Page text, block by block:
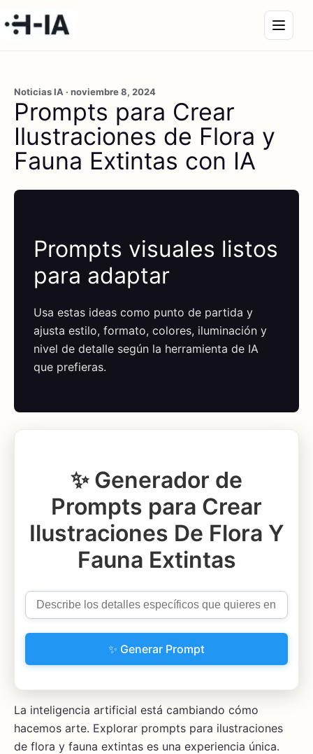
Noticias IA · noviembre 8, 2024
Prompts para Crear
Ilustraciones de Flora y
Fauna Extintas con IA
Prompts visuales listos
para adaptar
Usa estas ideas como punto de partida y
ajusta estilo, formato, colores, iluminación y
nivel de detalle según la herramienta de IA
que prefieras.
✨ Generador de
Prompts para Crear
Ilustraciones De Flora Y
Fauna Extintas
✨ Generar Prompt
La inteligencia artificial está cambiando cómo
hacemos arte. Explorar prompts para ilustraciones
de flora y fauna extintas es una experiencia única.